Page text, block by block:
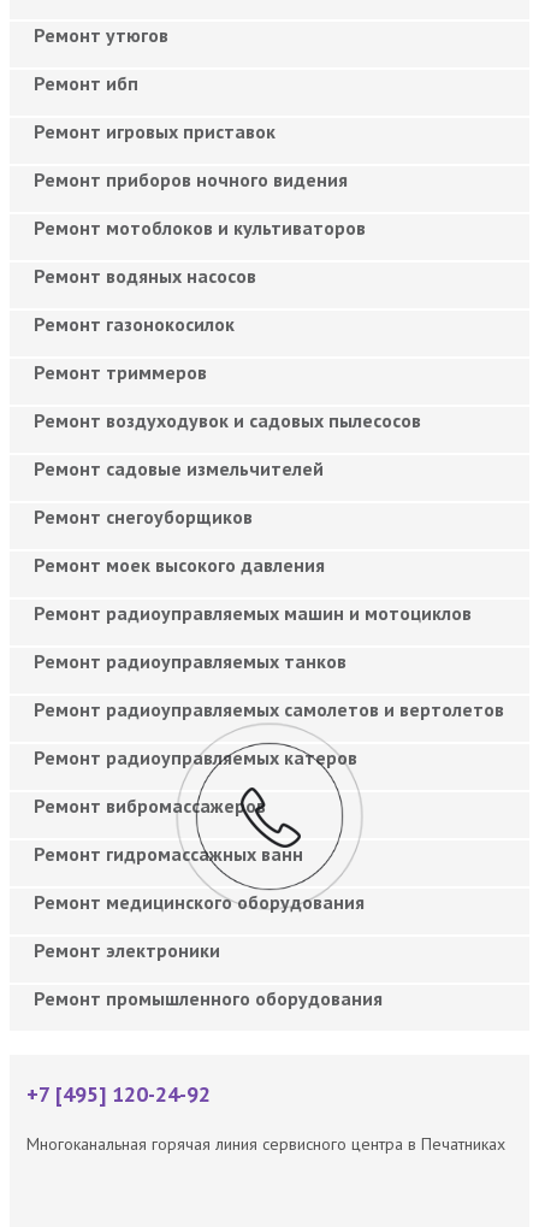
Ремонт утюгов
Ремонт ибп
Ремонт игровых приставок
Ремонт приборов ночного видения
Ремонт мотоблоков и культиваторов
Ремонт водяных насосов
Ремонт газонокосилок
Ремонт триммеров
Ремонт воздуходувок и садовых пылесосов
Ремонт садовые измельчителей
Ремонт снегоуборщиков
Ремонт моек высокого давления
Ремонт радиоуправляемых машин и мотоциклов
Ремонт радиоуправляемых танков
Ремонт радиоуправляемых самолетов и вертолетов
Ремонт радиоуправляемых катеров
Ремонт вибромассажеров
Ремонт гидромассажных ванн
Ремонт медицинского оборудования
Ремонт электроники
Ремонт промышленного оборудования
+7 [495] 120-24-92
Многоканальная горячая линия сервисного центра в Печатниках